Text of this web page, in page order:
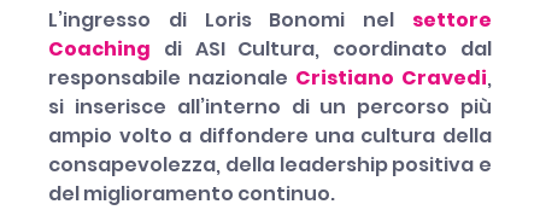
L’ingresso di Loris Bonomi nel settore
Coaching di ASI Cultura, coordinato dal
responsabile nazionale Cristiano Cravedi,
si inserisce all’interno di un percorso più
ampio volto a diffondere una cultura della
consapevolezza, della leadership positiva e
del miglioramento continuo.